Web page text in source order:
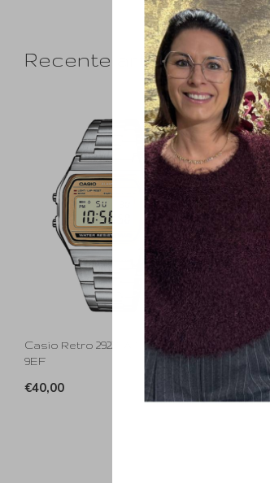
Recente artikelen
Casio Retro 29225 A158WEA-
9EF
€40,00